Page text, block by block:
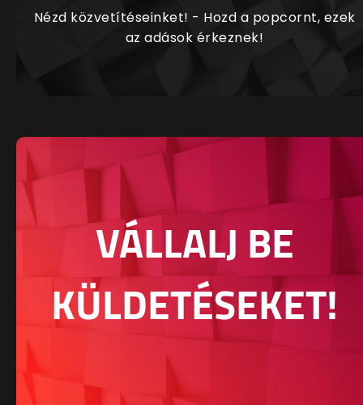
Nézd közvetítéseinket! - Hozd a popcornt, ezek
az adások érkeznek!
VÁLLALJ BE
KÜLDETÉSEKET!